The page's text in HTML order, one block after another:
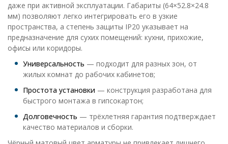
даже при активной эксплуатации. Габариты (64×52.8×24.8
мм) позволяют легко интегрировать его в узкие
пространства, а степень защиты IP20 указывает на
предназначение для сухих помещений: кухни, прихожие,
офисы или коридоры.
Универсальность — подходит для разных зон, от
жилых комнат до рабочих кабинетов;
Простота установки — конструкция разработана для
быстрого монтажа в гипсокартон;
Долговечность — трёхлетняя гарантия подтверждает
качество материалов и сборки.